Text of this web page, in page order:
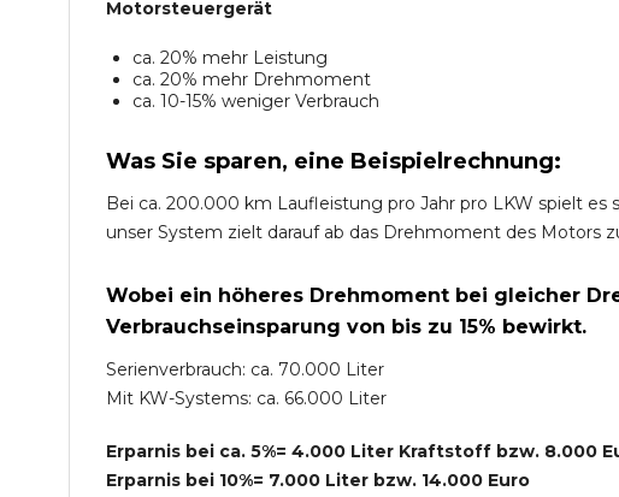
Motorsteuergerät
ca. 20% mehr Leistung
ca. 20% mehr Drehmoment
ca. 10-15% weniger Verbrauch
Was Sie sparen, eine Beispielrechnung:
Bei ca. 200.000 km Laufleistung pro Jahr pro LKW spielt
unser System zielt darauf ab das Drehmoment des Motors
Wobei ein höheres Drehmoment bei gleicher
Verbrauchseinsparung von bis zu 15% bewirkt.
Serienverbrauch: ca. 70.000 Liter
Mit KW-Systems: ca. 66.000 Liter
Erparnis bei ca. 5%= 4.000 Liter Kraftstoff bzw. 8.000
Erparnis bei 10%= 7.000 Liter bzw. 14.000 Euro